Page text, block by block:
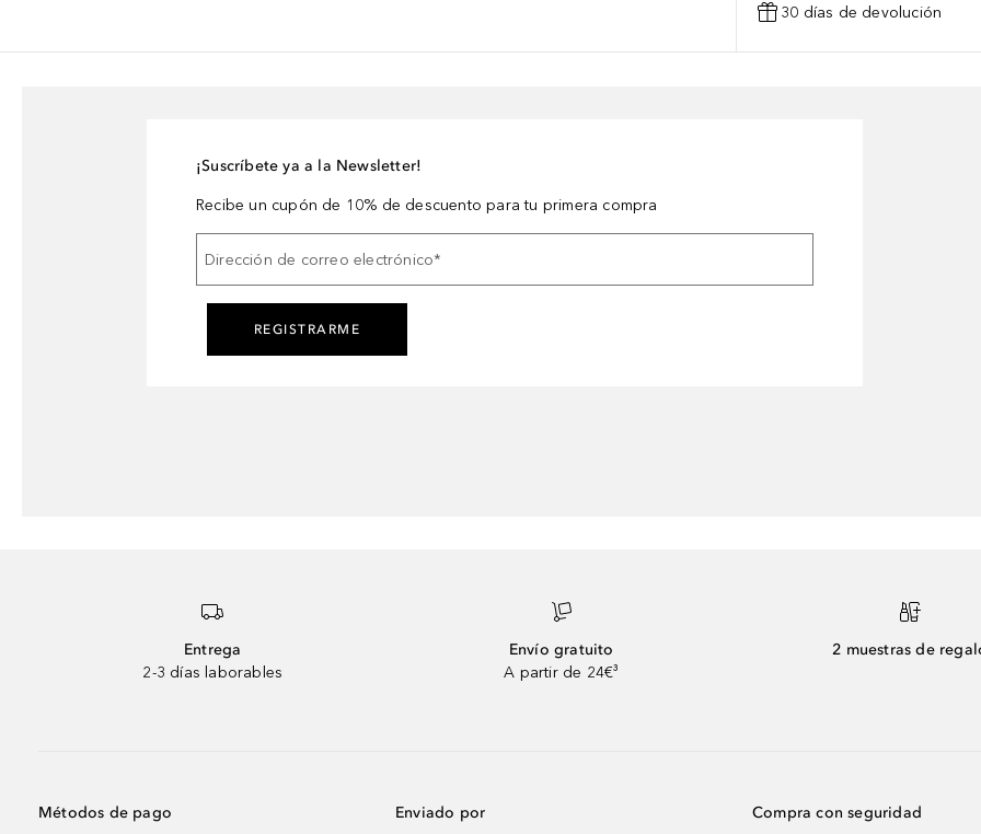
30 días de devolución
¡Suscríbete ya a la Newsletter!
Recibe un cupón de 10% de descuento para tu primera compra
Dirección de correo electrónico*
REGISTRARME
Entrega
2-3 días laborables
Envío gratuito
A partir de 24€³
2 muestras de
Métodos de pago Enviado por Compra con seguridad